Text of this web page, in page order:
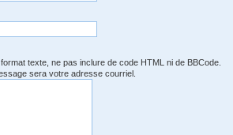
texte, ne pas inclure de code HTML ni de BBCode.
sera votre adresse courriel.